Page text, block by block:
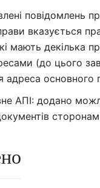
повідомлень
вказується
мають декілька
(до цього
адреса основного
АПІ: додано